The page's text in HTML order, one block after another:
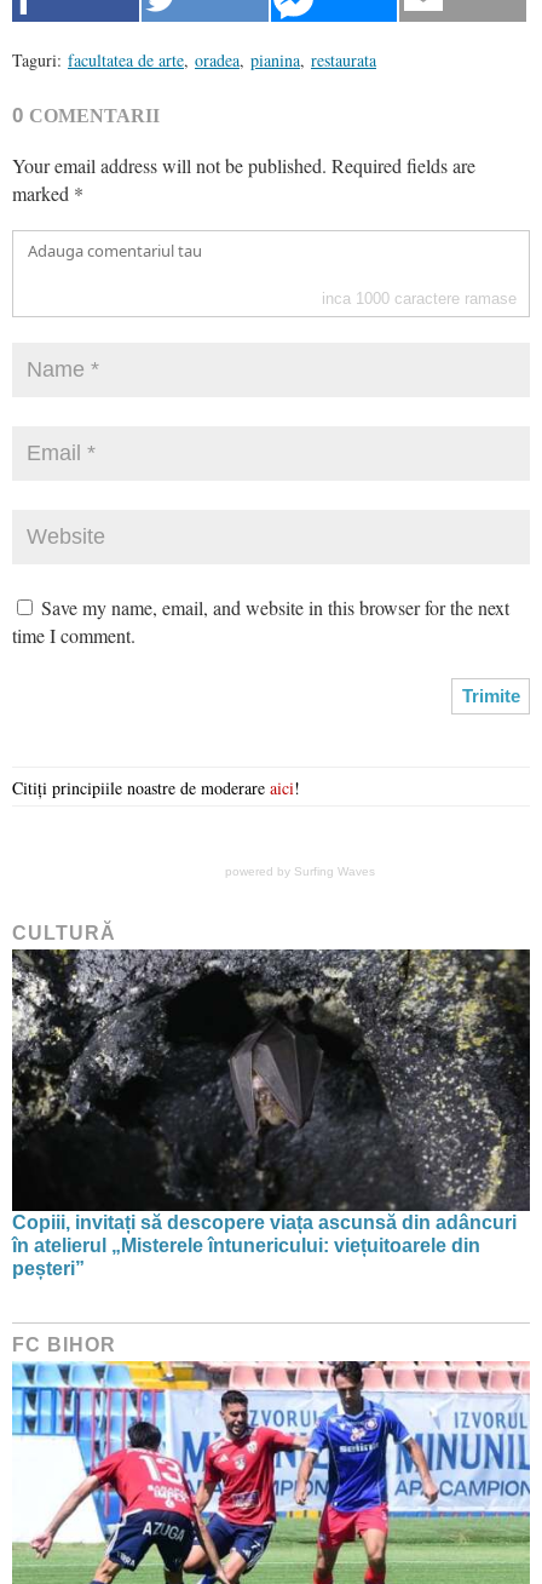
Taguri: facultatea de arte, oradea, pianina, restaurata
0 COMENTARII
Your email address will not be published. Required fields are
marked *
inca 1000 caractere ramase
Save my name, email, and website in this browser for the next
time I comment.
Citiți principiile noastre de moderare aici!
powered by Surfing Waves
CULTURĂ
Copiii, invitați să descopere viața ascunsă din adâncuri
în atelierul „Misterele întunericului: viețuitoarele din
peșteri”
FC BIHOR